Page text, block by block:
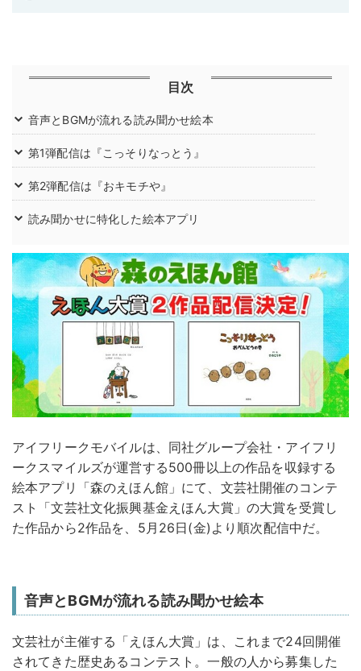
目次
音声とBGMが流れる読み聞かせ絵本
第1弾配信は『こっそりなっとう』
第2弾配信は『おキモチや』
読み聞かせに特化した絵本アプリ
アイフリークモバイルは、同社グループ会社・アイフリ
ークスマイルズが運営する500冊以上の作品を収録する
絵本アプリ「森のえほん館」にて、文芸社開催のコンテ
スト「文芸社文化振興基金えほん大賞」の大賞を受賞し
た作品から2作品を、5月26日(金)より順次配信中だ。
音声とBGMが流れる読み聞かせ絵本
文芸社が主催する「えほん大賞」は、これまで24回開催
されてきた歴史あるコンテスト。一般の人から募集した